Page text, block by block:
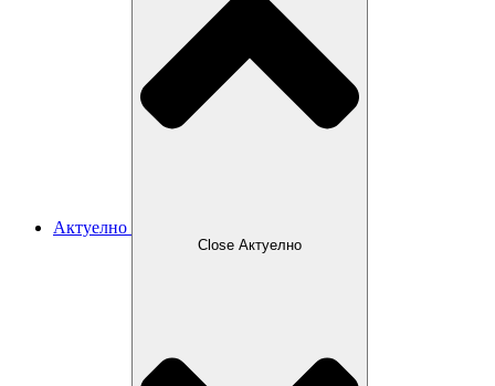
Актуелно
Close Актуелно